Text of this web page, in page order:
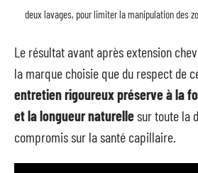
deux lavages, pour limiter la manipulation des
Le résultat avant après extension
la marque choisie que du respect de
entretien rigoureux préserve à la
et la longueur naturellesur toute la
compromis sur la santé capillaire.